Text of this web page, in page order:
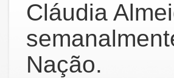
Cláudia
Nação.